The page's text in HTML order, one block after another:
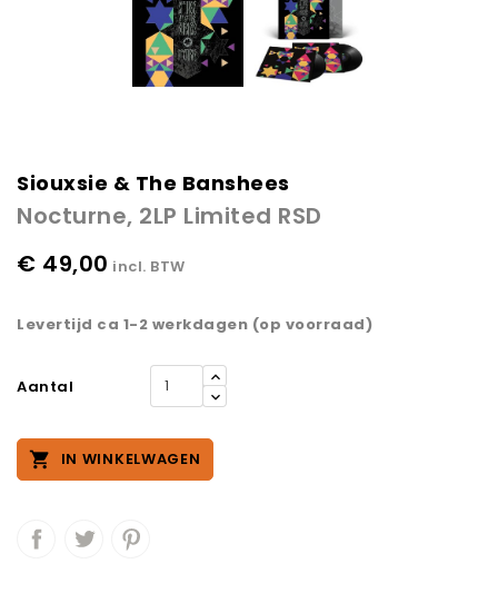
Siouxsie & The Banshees
Nocturne, 2LP Limited RSD
€ 49,00 incl. BTW
Levertijd ca 1-2 werkdagen (op voorraad)
Aantal
 IN WINKELWAGEN